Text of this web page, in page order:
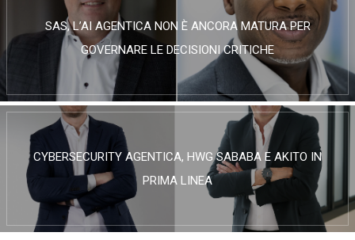
SAS, L’AI AGENTICA NON È ANCORA MATURA PER
GOVERNARE LE DECISIONI CRITICHE
CYBERSECURITY AGENTICA, HWG SABABA E AKITO IN
PRIMA LINEA